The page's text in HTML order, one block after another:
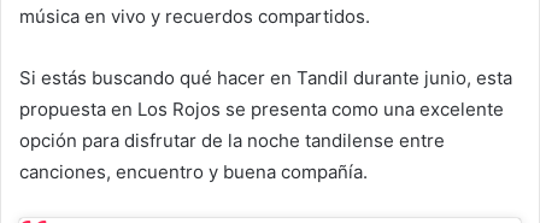
música en vivo y recuerdos compartidos.
Si estás buscando qué hacer en Tandil durante junio, esta
propuesta en Los Rojos se presenta como una excelente
opción para disfrutar de la noche tandilense entre
canciones, encuentro y buena compañía.